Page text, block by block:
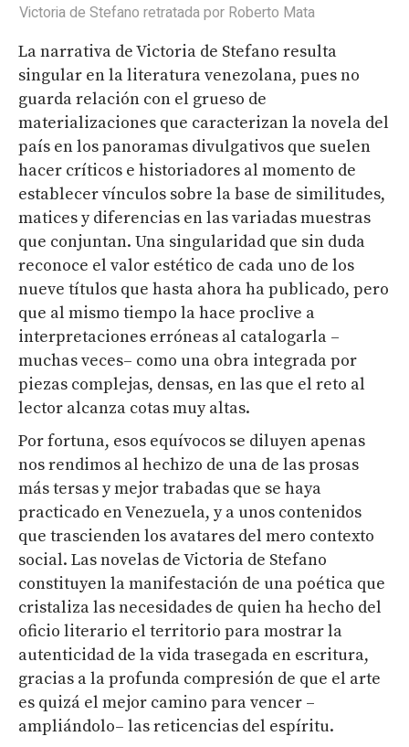
Victoria de Stefano retratada por Roberto Mata
La narrativa de Victoria de Stefano resulta
singular en la literatura venezolana, pues no
guarda relación con el grueso de
materializaciones que caracterizan la novela del
país en los panoramas divulgativos que suelen
hacer críticos e historiadores al momento de
establecer vínculos sobre la base de similitudes,
matices y diferencias en las variadas muestras
que conjuntan. Una singularidad que sin duda
reconoce el valor estético de cada uno de los
nueve títulos que hasta ahora ha publicado, pero
que al mismo tiempo la hace proclive a
interpretaciones erróneas al catalogarla –
muchas veces– como una obra integrada por
piezas complejas, densas, en las que el reto al
lector alcanza cotas muy altas.
Por fortuna, esos equívocos se diluyen apenas
nos rendimos al hechizo de una de las prosas
más tersas y mejor trabadas que se haya
practicado en Venezuela, y a unos contenidos
que trascienden los avatares del mero contexto
social. Las novelas de Victoria de Stefano
constituyen la manifestación de una poética que
cristaliza las necesidades de quien ha hecho del
oficio literario el territorio para mostrar la
autenticidad de la vida trasegada en escritura,
gracias a la profunda compresión de que el arte
es quizá el mejor camino para vencer –
ampliándolo– las reticencias del espíritu.